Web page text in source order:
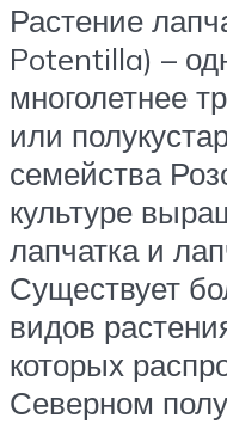
Растение
Potentilla) –
многолетнее
или
семейства
культуре
лапчатка и
Существует
видов
которых
Северном